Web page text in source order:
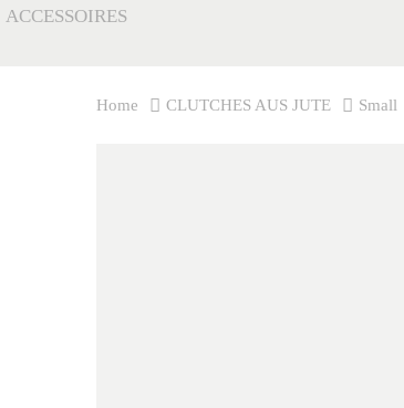
ACCESSOIRES
Home CLUTCHES AUS JUTE Small